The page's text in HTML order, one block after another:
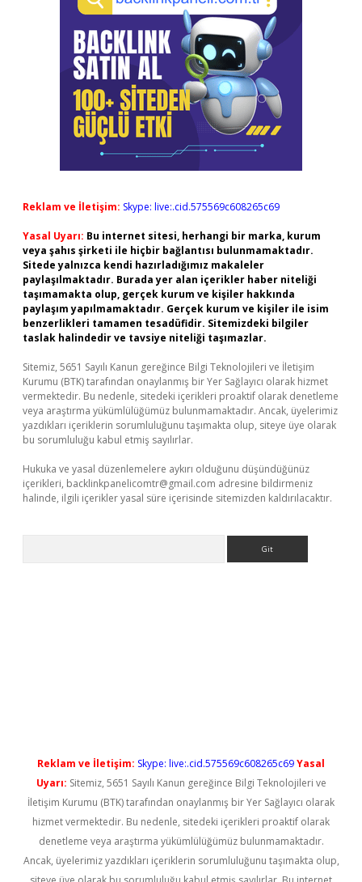
Reklam ve İletişim: Skype: live:.cid.575569c608265c69
Yasal Uyarı: Bu internet sitesi, herhangi bir marka, kurum
veya şahıs şirketi ile hiçbir bağlantısı bulunmamaktadır.
Sitede yalnızca kendi hazırladığımız makaleler
paylaşılmaktadır. Burada yer alan içerikler haber niteliği
taşımamakta olup, gerçek kurum ve kişiler hakkında
paylaşım yapılmamaktadır. Gerçek kurum ve kişiler ile isim
benzerlikleri tamamen tesadüfidir. Sitemizdeki bilgiler
taslak halindedir ve tavsiye niteliği taşımazlar.
Sitemiz, 5651 Sayılı Kanun gereğince Bilgi Teknolojileri ve İletişim
Kurumu (BTK) tarafından onaylanmış bir Yer Sağlayıcı olarak hizmet
vermektedir. Bu nedenle, sitedeki içerikleri proaktif olarak denetleme
veya araştırma yükümlülüğümüz bulunmamaktadır. Ancak, üyelerimiz
yazdıkları içeriklerin sorumluluğunu taşımakta olup, siteye üye olarak
bu sorumluluğu kabul etmiş sayılırlar.
Hukuka ve yasal düzenlemelere aykırı olduğunu düşündüğünüz
içerikleri, backlinkpanelicomtr@gmail.com adresine bildirmeniz
halinde, ilgili içerikler yasal süre içerisinde sitemizden kaldırılacaktır.
Reklam ve İletişim: Skype: live:.cid.575569c608265c69Yasal
Uyarı: Sitemiz, 5651 Sayılı Kanun gereğince Bilgi Teknolojileri ve
İletişim Kurumu (BTK) tarafından onaylanmış bir Yer Sağlayıcı olarak
hizmet vermektedir. Bu nedenle, sitedeki içerikleri proaktif olarak
denetleme veya araştırma yükümlülüğümüz bulunmamaktadır.
Ancak, üyelerimiz yazdıkları içeriklerin sorumluluğunu taşımakta olup,